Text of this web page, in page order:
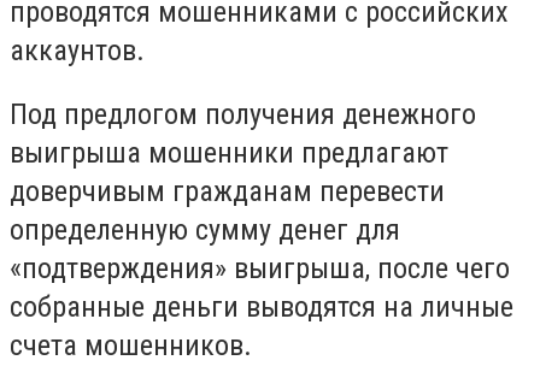
проводятся мошенниками с российских
аккаунтов.
Под предлогом получения денежного
выигрыша мошенники предлагают
доверчивым гражданам перевести
определенную сумму денег для
«подтверждения» выигрыша, после чего
собранные деньги выводятся на личные
счета мошенников.